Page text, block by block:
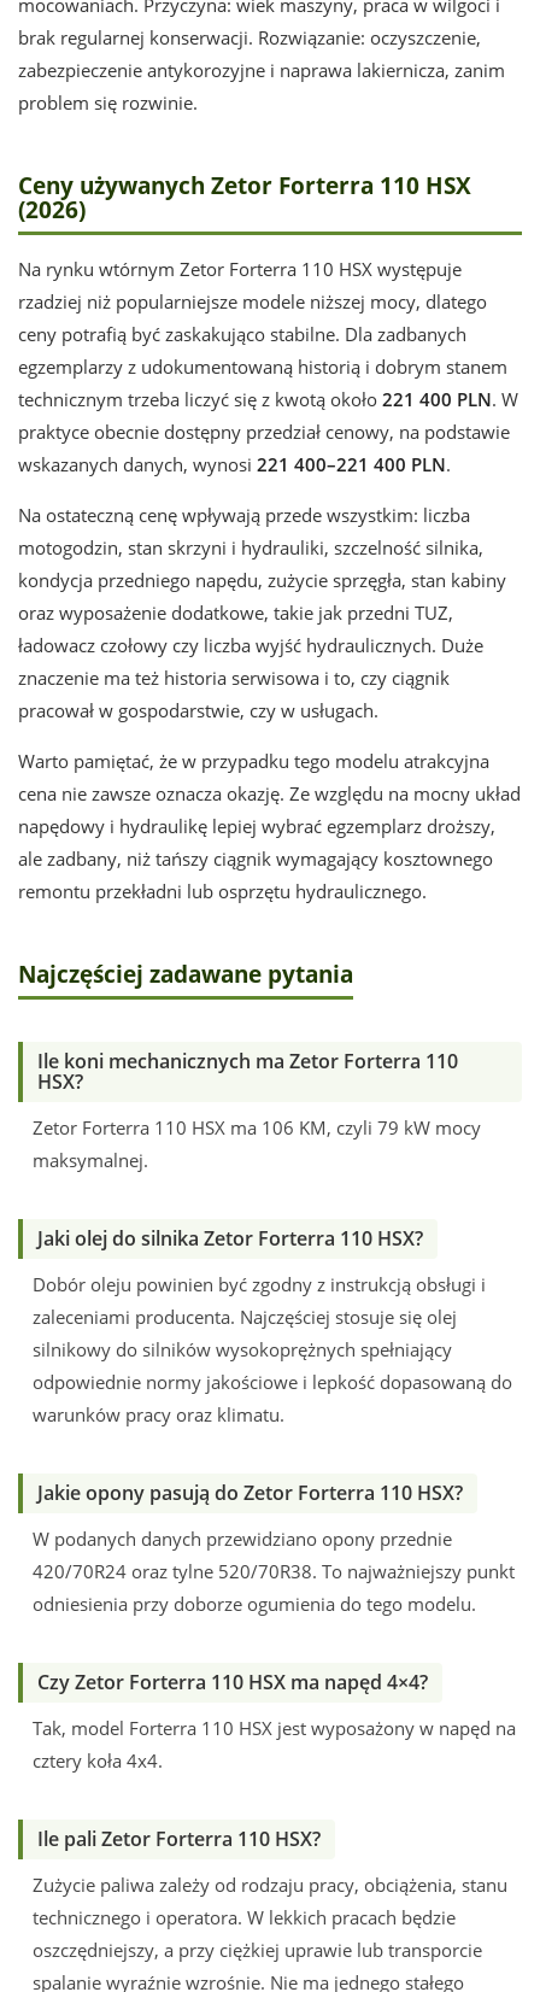
brak regularnej konserwacji. Rozwiązanie: oczyszczenie,
zabezpieczenie antykorozyjne i naprawa lakiernicza, zanim
problem się rozwinie.
Ceny używanych Zetor Forterra 110 HSX
(2026)
Na rynku wtórnym Zetor Forterra 110 HSX występuje
rzadziej niż popularniejsze modele niższej mocy, dlatego
ceny potrafią być zaskakująco stabilne. Dla zadbanych
egzemplarzy z udokumentowaną historią i dobrym stanem
technicznym trzeba liczyć się z kwotą około 221 400 PLN. W
praktyce obecnie dostępny przedział cenowy, na podstawie
wskazanych danych, wynosi 221 400–221 400 PLN.
Na ostateczną cenę wpływają przede wszystkim: liczba
motogodzin, stan skrzyni i hydrauliki, szczelność silnika,
kondycja przedniego napędu, zużycie sprzęgła, stan kabiny
oraz wyposażenie dodatkowe, takie jak przedni TUZ,
ładowacz czołowy czy liczba wyjść hydraulicznych. Duże
znaczenie ma też historia serwisowa i to, czy ciągnik
pracował w gospodarstwie, czy w usługach.
Warto pamiętać, że w przypadku tego modelu atrakcyjna
cena nie zawsze oznacza okazję. Ze względu na mocny układ
napędowy i hydraulikę lepiej wybrać egzemplarz droższy,
ale zadbany, niż tańszy ciągnik wymagający kosztownego
remontu przekładni lub osprzętu hydraulicznego.
Najczęściej zadawane pytania
Ile koni mechanicznych ma Zetor Forterra 110
HSX?
Zetor Forterra 110 HSX ma 106 KM, czyli 79 kW mocy
maksymalnej.
Jaki olej do silnika Zetor Forterra 110 HSX?
Dobór oleju powinien być zgodny z instrukcją obsługi i
zaleceniami producenta. Najczęściej stosuje się olej
silnikowy do silników wysokoprężnych spełniający
odpowiednie normy jakościowe i lepkość dopasowaną do
warunków pracy oraz klimatu.
Jakie opony pasują do Zetor Forterra 110 HSX?
W podanych danych przewidziano opony przednie
420/70R24 oraz tylne 520/70R38. To najważniejszy punkt
odniesienia przy doborze ogumienia do tego modelu.
Czy Zetor Forterra 110 HSX ma napęd 4×4?
Tak, model Forterra 110 HSX jest wyposażony w napęd na
cztery koła 4x4.
Ile pali Zetor Forterra 110 HSX?
Zużycie paliwa zależy od rodzaju pracy, obciążenia, stanu
technicznego i operatora. W lekkich pracach będzie
oszczędniejszy, a przy ciężkiej uprawie lub transporcie
spalanie wyraźnie wzrośnie. Nie ma jednego stałego